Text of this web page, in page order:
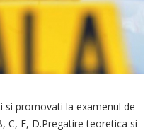
si promovati la examenul de
C, E, D.Pregatire teoretica si